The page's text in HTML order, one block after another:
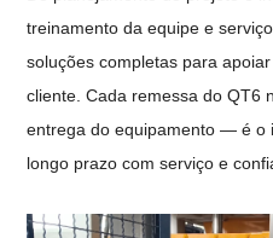
treinamento da equipe e
soluções completas para
cliente. Cada remessa do QT6
entrega do equipamento — é o
longo prazo com serviço e